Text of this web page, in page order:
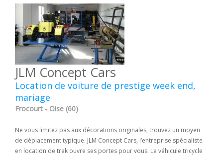
JLM Concept Cars
Location de voiture de prestige week end,
mariage
Frocourt - Oise (60)
Ne vous limitez pas aux décorations originales, trouvez un moyen
de déplacement typique. JLM Concept Cars, l’entreprise spécialiste
en location de trek ouvre ses portes pour vous. Le véhicule tricycle